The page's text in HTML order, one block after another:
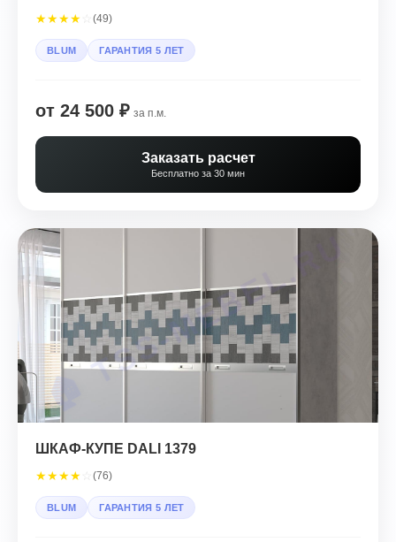
★★★★ (49)
BLUM ГАРАНТИЯ 5 ЛЕТ
от 24 500 ₽ за п.м.
Заказать расчет
Бесплатно за 30 мин
ШКАФ-КУПЕ DALI 1379
★★★★ (76)
BLUM ГАРАНТИЯ 5 ЛЕТ